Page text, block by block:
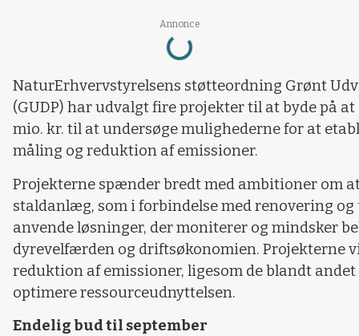
Annonce
Loading...
NaturErhvervstyrelsens støtteordning Grønt
(GUDP) har udvalgt fire projekter til at byde på
mio. kr. til at undersøge mulighederne for at
måling og reduktion af emissioner.
Projekterne spænder bredt med ambitioner om
staldanlæg, som i forbindelse med renovering
anvende løsninger, der moniterer og mindsker
dyrevelfærden og driftsøkonomien. Projekterne
reduktion af emissioner, ligesom de blandt
optimere ressourceudnyttelsen.
Endelig bud til september